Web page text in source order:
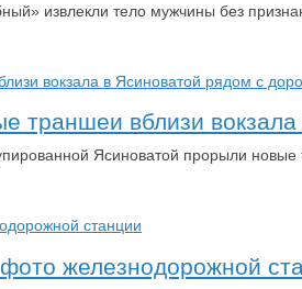
извлекли тело мужчины без
траншеи вблизи
Ясиноватой прорыли
железнодорожной